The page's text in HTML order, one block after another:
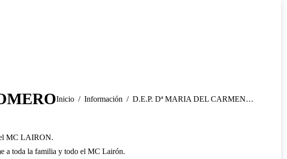
Estás aquí:
Inicio Información D.E.P. Dª MARIA DEL CARMEN…
MC LAIRON.
a toda la familia y todo el MC Lairón.